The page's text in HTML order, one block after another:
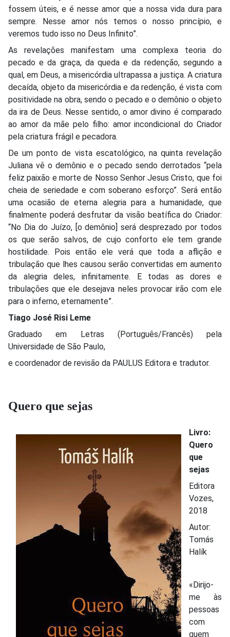
fossem úteis, e é nesse amor que a nossa vida dura para
sempre. Nesse amor nós temos o nosso princípio, e
veremos tudo isso no Deus Infinito”.
As revelações manifestam uma complexa teoria do
pecado e da graça, da queda e da redenção, segundo a
qual, em Deus, a misericórdia ultrapassa a justiça. A criatura
decaída, objeto da misericórdia e da redenção, é vista com
positividade na obra, sendo o pecado e o demônio o objeto
da ira de Deus. Nesse sentido, o amor divino é comparado
ao amor da mãe pelo filho: amor incondicional do Criador
pela criatura frágil e pecadora.
De um ponto de vista escatológico, na quinta revelação
Juliana vê o demônio e o pecado sendo derrotados “pela
feliz paixão e morte de Nosso Senhor Jesus Cristo, que foi
cheia de seriedade e com soberano esforço”. Será então
uma ocasião de eterna alegria para a humanidade, que
finalmente poderá desfrutar da visão beatífica do Criador:
“No Dia do Juízo, [o demônio] será desprezado por todos
os que serão salvos, de cujo conforto ele tem grande
hostilidade. Pois então ele verá que toda a aflição e
tribulação que lhes causou serão convertidas em aumento
da alegria deles, infinitamente. E todas as dores e
tribulações que ele desejava neles provocar irão com ele
para o inferno, eternamente”.
Tiago José Risi Leme
Graduado em Letras (Português/Francês) pela
Universidade de São Paulo,
e coordenador de revisão da PAULUS Editora e tradutor.
Quero que sejas
Livro:
Quero
que
sejas
Editora
Vozes,
2018
Autor:
Tomás
Halík
«Dirijo-
me às
pessoas
com
quem